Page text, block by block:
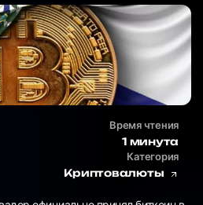
Время чтения
1 минута
Категория
Криптовалюты